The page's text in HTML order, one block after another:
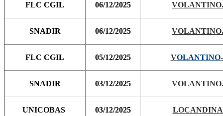
FLC CGIL 06/12/2025
SNADIR 06/12/2025
FLC CGIL 05/12/2025 VOLANTINO
SNADIR 03/12/2025
UNICOBAS 03/12/2025